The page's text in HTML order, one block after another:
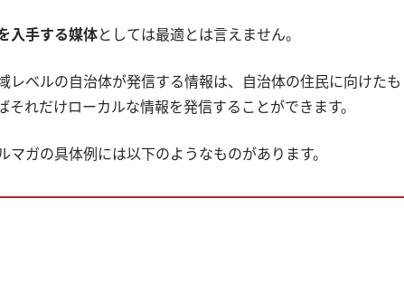
入手する媒体としては最適とは言えません。
レベルの自治体が発信する情報は、自治体の住民に向けたも
れだけローカルな情報を発信することができます。
ガの具体例には以下のようなものがあります。